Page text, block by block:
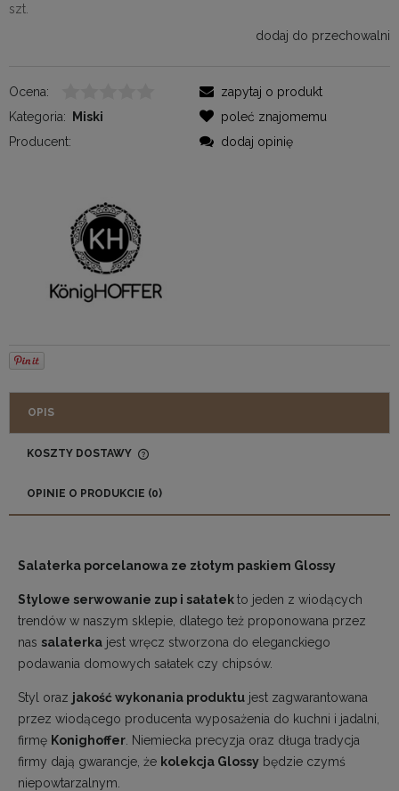
szt.
dodaj do przechowalni
Ocena:
Kategoria:
Miski
Producent:
zapytaj o produkt
poleć znajomemu
dodaj opinię
OPIS
KOSZTY DOSTAWY
OPINIE O PRODUKCIE (0)
Salaterka porcelanowa ze złotym paskiem Glossy
Stylowe serwowanie zup i sałatekto jeden z wiodących
trendów w naszym sklepie, dlatego też proponowana przez
nas salaterka jest wręcz stworzona do eleganckiego
podawania domowych sałatek czy chipsów.
Styl oraz jakość wykonania produktu jest zagwarantowana
przez wiodącego producenta wyposażenia do kuchni i jadalni,
firmę Konighoffer . Niemiecka precyzja oraz długa tradycja
firmy dają gwarancje, że kolekcja Glossy będzie czymś
niepowtarzalnym.